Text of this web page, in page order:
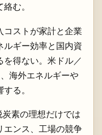
む。
コストが家計と企業
ルギー効率と国内資
得ない。米ドル／
海外エネルギーや
る。
素の理想だけでは
エンス、工場の競争